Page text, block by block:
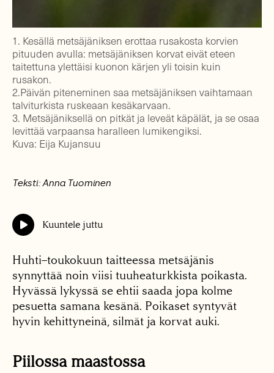
1. Kesällä metsäjäniksen erottaa rusakosta korvien
pituuden avulla: metsäjäniksen korvat eivät eteen
taitettuna ylettäisi kuonon kärjen yli toisin kuin
rusakon.
2.Päivän piteneminen saa metsäjäniksen vaihtamaan
talviturkista ruskeaan kesäkarvaan.
3. Metsäjäniksellä on pitkät ja leveät käpälät, ja se osaa
levittää varpaansa haralleen lumikengiksi.
Kuva: Eija Kujansuu
Teksti: Anna Tuominen
Kuuntele juttu
Huhti–toukokuun taitteessa metsäjänis
synnyttää noin viisi tuuheaturkkista poikasta.
Hyvässä lykyssä se ehtii saada jopa kolme
pesuetta samana kesänä. Poikaset syntyvät
hyvin kehittyneinä, silmät ja korvat auki.
Piilossa maastossa